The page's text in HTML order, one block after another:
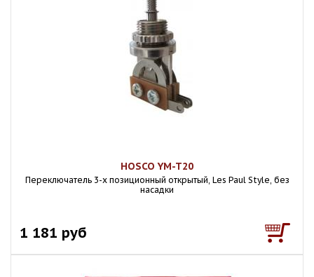
HOSCO YM-T20
Переключатель 3-х позиционный открытый, Les Paul Style, без
насадки
1 181 руб